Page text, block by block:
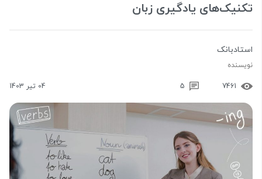
تکنیک‌های یادگیری زبان
استادبانک
نویسنده
7461
5 04 تیر 1403